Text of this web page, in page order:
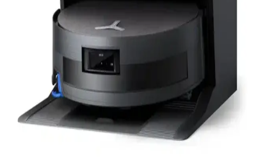
Narwal Freo robot süpürge kullanıcıları, ürünün tekrar eden arızaları
ve sınırlı garanti sonrası destek politikaları nedeniyle yaşadıkları
zorlukları paylaşıyor. Perakendecilerin iade politikaları da kullanıcı
memnuniyetinde önemli rol oynuyor.
Reddit Verileriyle Robot Süpürge Tercihleri:
Kullanım Senaryolarına Göre Detaylı Analiz 2025-
2025-2026 Reddit verileriyle robot süpürge modellerinin evcil
hayvan tüyü, karmaşık zemin ve bakım kolaylığı gibi kullanım
senaryolarına göre tercih ve performansları incelenmiştir.